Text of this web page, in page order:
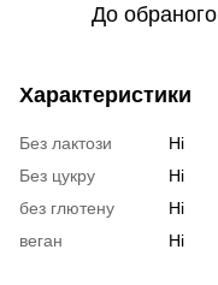
До обраного
Характеристики
Без лактози
Ні
Без цукру
Ні
без глютену
Ні
веган
Ні